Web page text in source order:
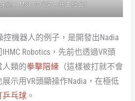
源：MS1-アバター共生社会）
控機器人的例子，是開發出Nadia
Robotics，先前也透過VR頭
人類的拳擊陪練（這樣被打就不會
示用VR頭顯操作Nadia，在極低
乒乓球。